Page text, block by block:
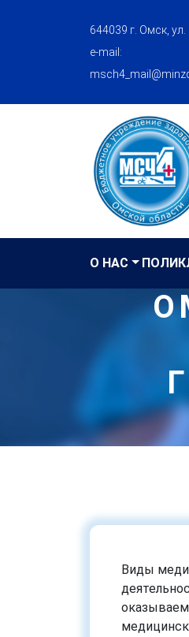
644039 г. Омск,
e-mail:
О НАС
Виды